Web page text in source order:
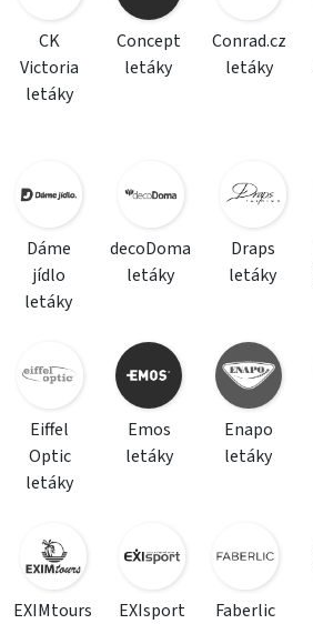
CK
Victoria
letáky
Concept
letáky
Conrad.cz
letáky
Dáme
jídlo
letáky
decoDoma
letáky
Draps
letáky
Eiffel
Optic
letáky
Emos
letáky
Enapo
letáky
EXIMtours
EXIsport
Faberlic